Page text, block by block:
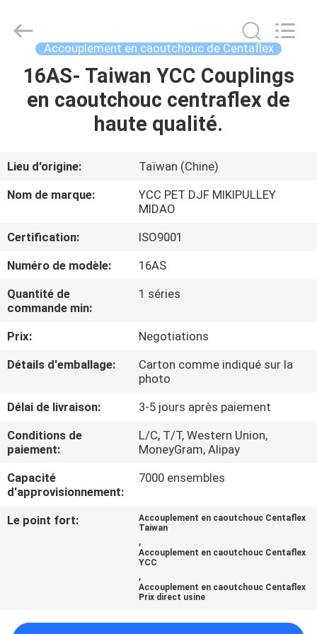
APERÇU
A
PROPOS
NOUS
VISITE
D'USINE
DE
LA
QUALITÉ
CONTACT
NOUVELLES
Midao
Accouplement en caoutchouc de Centaflex
16AS- Taiwan YCC Couplings
en caoutchouc centraflex de
haute qualité.
Lieu d'origine:
Taïwan (Chine)
Nom de marque:
YCC PET DJF MIKIPULLEY
MIDAO
Certification:
ISO9001
Numéro de modèle:
16AS
Quantité de
commande min:
1 séries
Prix:
Negotiations
Détails d'emballage:
Carton comme indiqué sur la
photo
Délai de livraison:
3-5 jours après paiement
Conditions de
paiement:
L/C, T/T, Western Union,
MoneyGram, Alipay
Capacité
d'approvisionnement:
7000 ensembles
Le point fort:
Accouplement en caoutchouc Centaflex
Taiwan
,
Accouplement en caoutchouc Centaflex
YCC
,
Accouplement en caoutchouc Centaflex
Prix direct usine